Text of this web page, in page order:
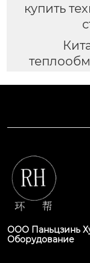
купить
ООО Паньцзинь
Оборудование